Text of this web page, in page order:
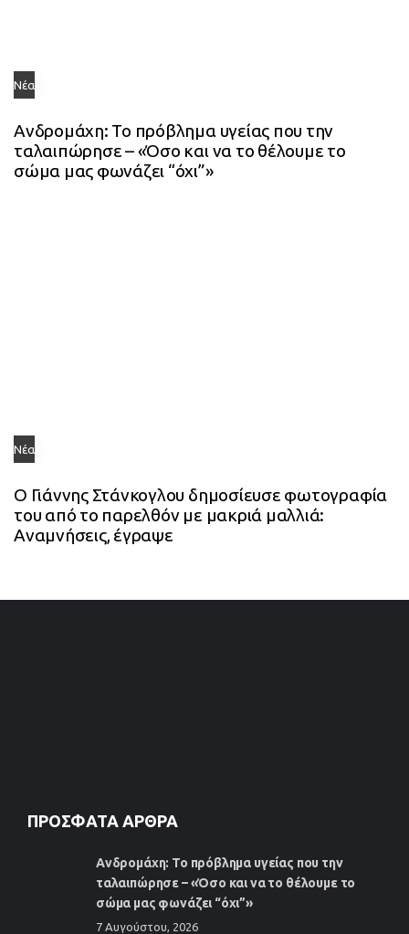
Νέα
Ανδρομάχη: Το πρόβλημα υγείας που την
ταλαιπώρησε – «Όσο και να το θέλουμε το
σώμα μας φωνάζει “όχι”»
Νέα
Ο Γιάννης Στάνκογλου δημοσίευσε φωτογραφία
του από το παρελθόν με μακριά μαλλιά:
Αναμνήσεις, έγραψε
ΠΡΌΣΦΑΤΑ ΆΡΘΡΑ
Ανδρομάχη: Το πρόβλημα υγείας που την
ταλαιπώρησε – «Όσο και να το θέλουμε το
σώμα μας φωνάζει “όχι”»
7 Αυγούστου, 2026